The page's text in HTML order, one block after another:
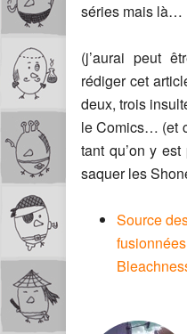
séries mais là…
(j’aurai peut
rédiger cet
deux, trois
le Comics… (et
tant qu’on y
saquer les
Source